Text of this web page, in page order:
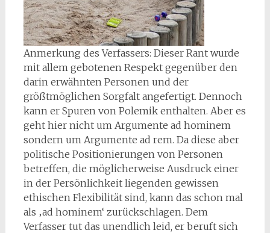
Anmerkung des Verfassers: Dieser Rant wurde
mit allem gebotenen Respekt gegenüber den
darin erwähnten Personen und der
größtmöglichen Sorgfalt angefertigt. Dennoch
kann er Spuren von Polemik enthalten. Aber es
geht hier nicht um Argumente ad hominem
sondern um Argumente ad rem. Da diese aber
politische Positionierungen von Personen
betreffen, die möglicherweise Ausdruck einer
in der Persönlichkeit liegenden gewissen
ethischen Flexibilität sind, kann das schon mal
als ‚ad hominem‘ zurückschlagen. Dem
Verfasser tut das unendlich leid, er beruft sich